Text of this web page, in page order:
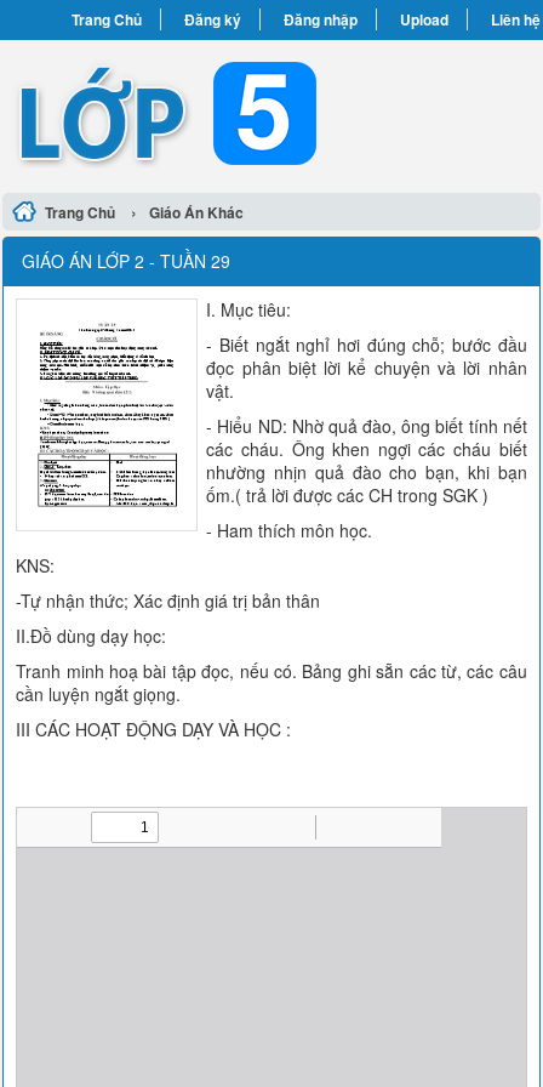
Trang Chủ Đăng ký Đăng nhập Upload Liên hệ
Trang Chủ › Giáo Án Khác
GIÁO ÁN LỚP 2 - TUẦN 29
I. Mục tiêu:
- Biết ngắt nghỉ hơi đúng chỗ; bước đầu
đọc phân biệt lời kể chuyện và lời nhân
vật.
- Hiểu ND: Nhờ quả đào, ông biết tính nết
các cháu. Ông khen ngợi các cháu biết
nhường nhịn quả đào cho bạn, khi bạn
ốm.( trả lời được các CH trong SGK )
- Ham thích môn học.
KNS:
-Tự nhận thức; Xác định giá trị bản thân
II.Đồ dùng dạy học:
Tranh minh hoạ bài tập đọc, nếu có. Bảng ghi sẵn các từ, các câu
cần luyện ngắt giọng.
III CÁC HOẠT ĐỘNG DẠY VÀ HỌC :